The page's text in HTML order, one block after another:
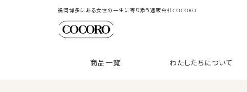
福岡博多にある女性の一生に寄り添う通販会社COCORO
商品一覧 わたしたちについて